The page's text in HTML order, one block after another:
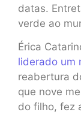
datas.
verde ao
Érica
liderado um
reabertura
que nove
do filho, fez